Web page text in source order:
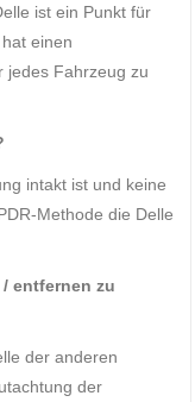
ist ein Punkt für
einen
jedes Fahrzeug zu
intakt ist und keine
Methode die Delle
entfernen zu
der anderen
der